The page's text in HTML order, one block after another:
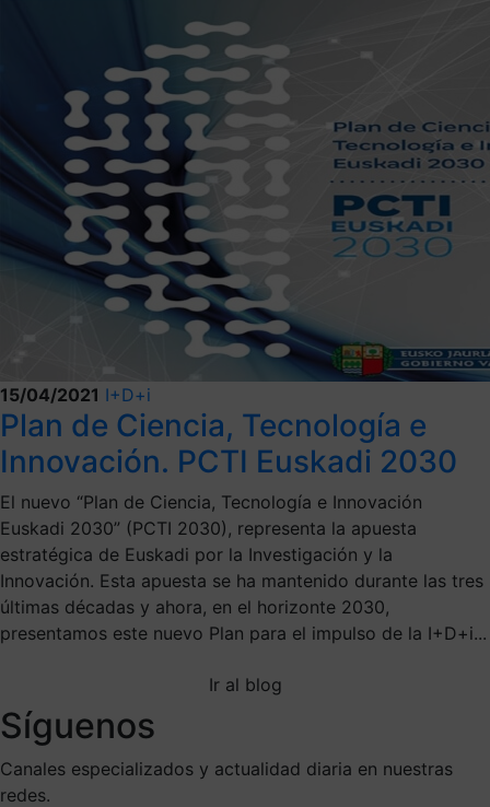
15/04/2021 I+D+i
Plan de Ciencia, Tecnología e
Innovación. PCTI Euskadi 2030
El nuevo “Plan de Ciencia, Tecnología e Innovación
Euskadi 2030” (PCTI 2030), representa la apuesta
estratégica de Euskadi por la Investigación y la
Innovación. Esta apuesta se ha mantenido durante las tres
últimas décadas y ahora, en el horizonte 2030,
presentamos este nuevo Plan para el impulso de la I+D+i...
Ir al blog
Síguenos
Canales especializados y actualidad diaria en nuestras
redes.